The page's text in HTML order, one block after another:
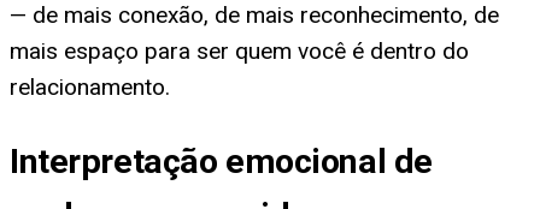
— de mais conexão, de mais reconhecimento, de
mais espaço para ser quem você é dentro do
relacionamento.
Interpretação emocional de